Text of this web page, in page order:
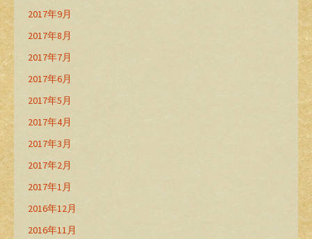
2017年9月
2017年8月
2017年7月
2017年6月
2017年5月
2017年4月
2017年3月
2017年2月
2017年1月
2016年12月
2016年11月